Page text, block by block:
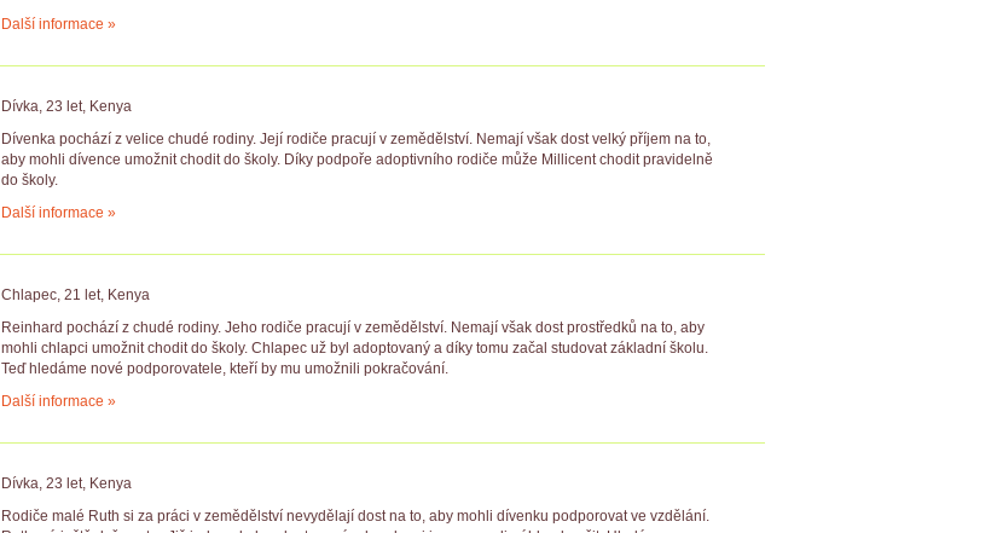
Další informace »
Dívka, 23 let, Kenya
Dívenka pochází z velice chudé rodiny. Její rodiče pracují v zemědělství. Nemají však dost velký příjem na to,
aby mohli dívence umožnit chodit do školy. Díky podpoře adoptivního rodiče může Millicent chodit pravidelně
do školy.
Další informace »
Chlapec, 21 let, Kenya
Reinhard pochází z chudé rodiny. Jeho rodiče pracují v zemědělství. Nemají však dost prostředků na to, aby
mohli chlapci umožnit chodit do školy. Chlapec už byl adoptovaný a díky tomu začal studovat základní školu.
Teď hledáme nové podporovatele, kteří by mu umožnili pokračování.
Další informace »
Dívka, 23 let, Kenya
Rodiče malé Ruth si za práci v zemědělství nevydělají dost na to, aby mohli dívenku podporovat ve vzdělání.